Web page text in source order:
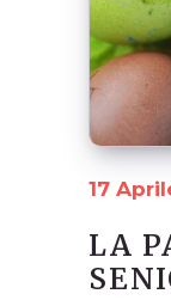
17
LA